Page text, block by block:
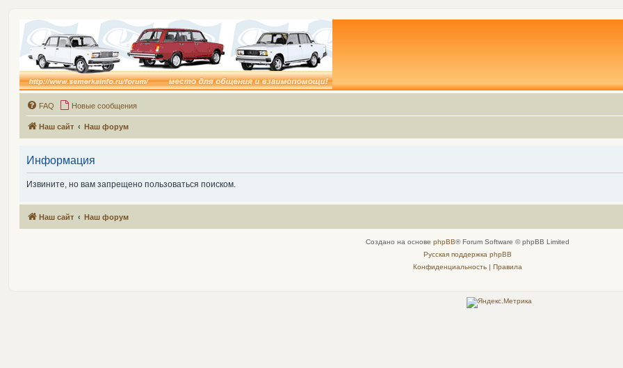
FAQ Новые сообщения
Наш сайт Наш форум
Информация
Извините, но вам запрещено пользоваться поиском.
Наш сайт Наш форум
Создано на основе phpBB® Forum Software © phpBB Limited
Русская поддержка phpBB
Конфиденциальность| Правила